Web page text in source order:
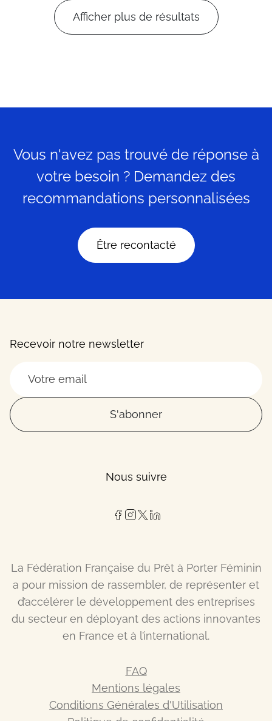
Afficher plus de résultats
Vous n'avez pas trouvé de réponse à
votre besoin ? Demandez des
recommandations personnalisées
Être recontacté
Recevoir notre newsletter
S'abonner
Nous suivre
La Fédération Française du Prêt à Porter Féminin
a pour mission de rassembler, de représenter et
d’accélérer le développement des entreprises
du secteur en déployant des actions innovantes
en France et à l’international.
FAQ
Mentions légales
Conditions Générales d'Utilisation